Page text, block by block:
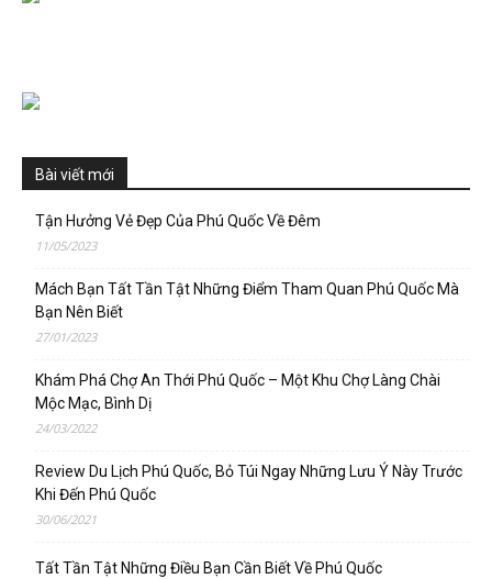
Bài viết mới
Tận Hưởng Vẻ Đẹp Của Phú Quốc Về Đêm
11/05/2023
Mách Bạn Tất Tần Tật Những Điểm Tham Quan Phú Quốc Mà
Bạn Nên Biết
27/01/2023
Khám Phá Chợ An Thới Phú Quốc – Một Khu Chợ Làng Chài
Mộc Mạc, Bình Dị
24/03/2022
Review Du Lịch Phú Quốc, Bỏ Túi Ngay Những Lưu Ý Này Trước
Khi Đến Phú Quốc
30/06/2021
Tất Tần Tật Những Điều Bạn Cần Biết Về Phú Quốc